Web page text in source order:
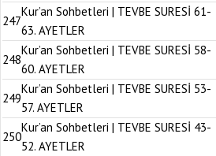
247
Kur’an Sohbetleri | TEVBE SURESİ 61-
63. AYETLER
248
Kur’an Sohbetleri | TEVBE SURESİ 58-
60. AYETLER
249
Kur’an Sohbetleri | TEVBE SURESİ 53-
57. AYETLER
250
Kur’an Sohbetleri | TEVBE SURESİ 43-
52. AYETLER